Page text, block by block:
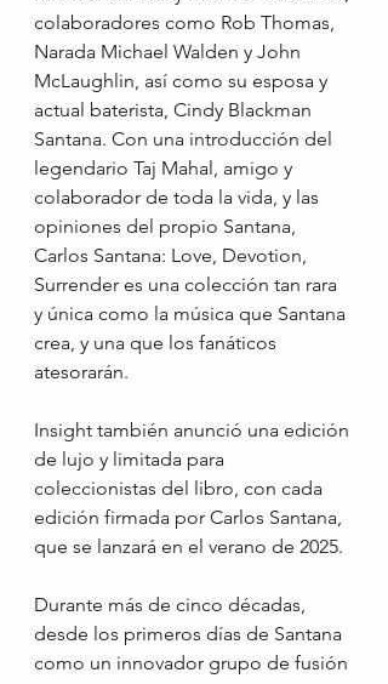
colaboradores como Rob Thomas,
Narada Michael Walden y John
McLaughlin, así como su esposa y
actual baterista, Cindy Blackman
Santana. Con una introducción del
legendario Taj Mahal, amigo y
colaborador de toda la vida, y las
opiniones del propio Santana,
Carlos Santana: Love, Devotion,
Surrender es una colección tan rara
y única como la música que Santana
crea, y una que los fanáticos
atesorarán.
Insight también anunció una edición
de lujo y limitada para
coleccionistas del libro, con cada
edición firmada por Carlos Santana,
que se lanzará en el verano de 2025.
Durante más de cinco décadas,
desde los primeros días de Santana
como un innovador grupo de fusión